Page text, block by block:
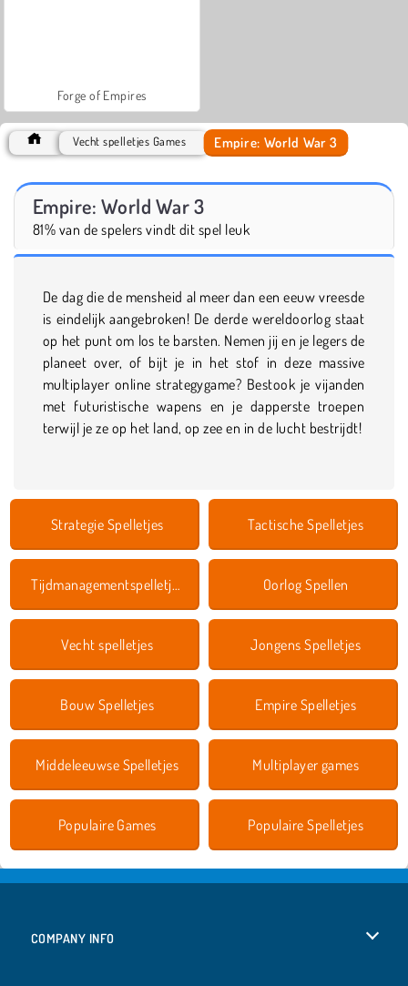
Forge of Empires
Vecht spelletjes Games Empire: World War 3
Empire: World War 3
81% van de spelers vindt dit spel leuk
De dag die de mensheid al meer dan een eeuw vreesde
is eindelijk aangebroken! De derde wereldoorlog staat
op het punt om los te barsten. Nemen jij en je legers de
planeet over, of bijt je in het stof in deze massive
multiplayer online strategygame? Bestook je vijanden
met futuristische wapens en je dapperste troepen
terwijl je ze op het land, op zee en in de lucht bestrijdt!
Strategie Spelletjes Tactische Spelletjes
Tijdmanagementspelletjes Oorlog Spellen
Vecht spelletjes Jongens Spelletjes
Bouw Spelletjes Empire Spelletjes
Middeleeuwse Spelletjes Multiplayer games
Populaire Games Populaire Spelletjes
COMPANY INFO